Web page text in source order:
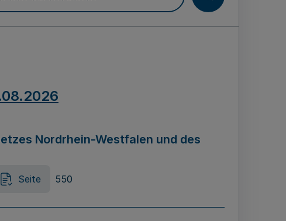
durchsuchen
Nordrhein-Westfalen und des
Seite 550